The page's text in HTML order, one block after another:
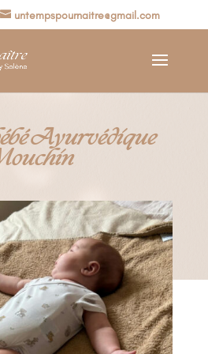
untempspournaitre@gmail.com
Ayurvédique